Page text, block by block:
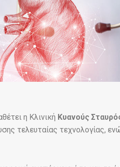
η Κλινική Κυανούς
τελευταίας τεχνολογίας,